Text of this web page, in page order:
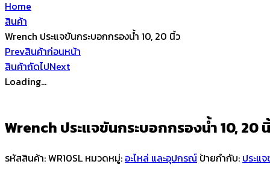
Home
สินค้า
Wrench ประแจขันกระบอกกรองน้ำ 10, 20 นิ้ว
Prevสินค้าก่อนหน้า
สินค้าถัดไปNext
Loading...
Wrench ประแจขันกระบอกกรองน้ำ 10, 20
รหัสสินค้า:WR10SL หมวดหมู่: อะไหล่ และอุปกรณ์ ป้ายกำกับ: ประแ